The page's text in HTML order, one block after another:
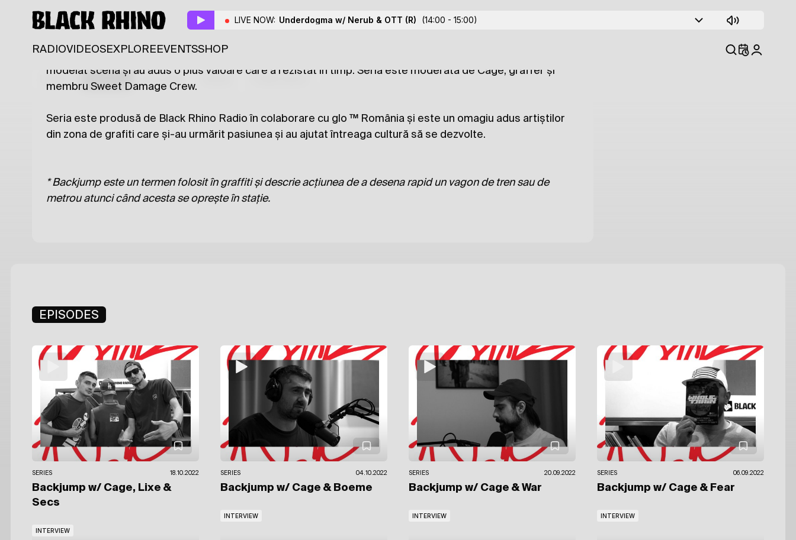
LIVE NOW: Underdogma w/ Nerub & OTT (R) (14:00 - 15:00)
RADIOVIDEOSEXPLORE EVENTSSHOP
Latest Shows Specials Series Collections
ai fenomenului după anii 90. Emisiunea este structurată pe decade și invită în fiecare episod writeri care au
modelat scena și au adus o plus valoare care a rezistat în timp. Seria este moderată de Cage, graffer și
membru Sweet Damage Crew.
Seria este produsă de Black Rhino Radio în colaborare cu glo ™ România și este un omagiu adus artiștilor
din zona de grafiti care și-au urmărit pasiunea și au ajutat întreaga cultură să se dezvolte.
* Backjump este un termen folosit în graffiti și descrie acțiunea de a desena rapid un vagon de tren sau de
metrou atunci când acesta se oprește în stație.
EPISODES
SERIES 18.10.2022
Backjump w/ Cage, Lixe &
Secs
INTERVIEW
SERIES 04.10.2022
Backjump w/ Cage & Boeme
INTERVIEW
SERIES 20.09.2022
Backjump w/ Cage & War
INTERVIEW
SERIES 06.09.2022
Backjump w/ Cage & Fear
INTERVIEW